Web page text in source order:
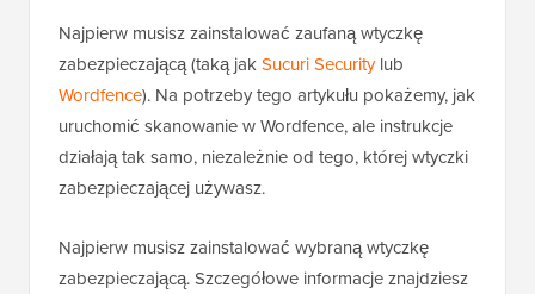
Najpierw musisz zainstalować zaufaną wtyczkę
zabezpieczającą (taką jakSucuri Securitylub
Wordfence). Na potrzeby tego artykułu pokażemy, jak
uruchomić skanowanie w Wordfence, ale instrukcje
działają tak samo, niezależnie od tego, której wtyczki
zabezpieczającej używasz.
Najpierw musisz zainstalować wybraną wtyczkę
zabezpieczającą. Szczegółowe informacje znajdziesz